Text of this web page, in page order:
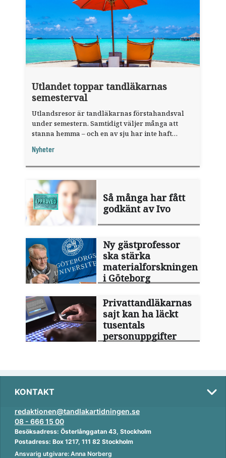
Utlandet toppar tandläkarnas
semesterval
Utlandsresor är tandläkarnas förstahandsval
under semestern. Samtidigt väljer många att
stanna hemma – och en av sju har inte haft
fråga".
Nyheter
Så många har fått
godkänt av Ivo
Ny gästprofessor
ska stärka
materialforskningen
i Göteborg
Privattandläkarnas
sajt kan ha läckt
tusentals
personuppgifter
KONTAKT
redaktionen@tandlakartidningen.se
08 - 666 15 00
Besöksadress: Österlånggatan 43, Stockholm
Postadress: Box 1217, 111 82 Stockholm
Ansvarig utgivare: Anna Norberg